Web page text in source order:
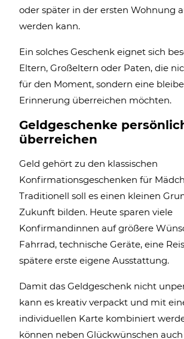
oder später in der ersten Wohnung
werden kann.
Ein solches Geschenk eignet sich
Eltern, Großeltern oder Paten, die
für den Moment, sondern eine
Erinnerung überreichen möchten.
Geldgeschenke
überreichen
Geld gehört zu den klassischen
Konfirmationsgeschenken für
Traditionell soll es einen kleinen
Zukunft bilden. Heute sparen viele
Konfirmandinnen auf größere
Fahrrad, technische Geräte, eine
spätere erste eigene Ausstattung.
Damit das Geldgeschenk nicht
kann es kreativ verpackt und mit
individuellen Karte kombiniert
können neben Glückwünschen